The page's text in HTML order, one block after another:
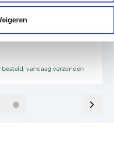
vandaag verzonden